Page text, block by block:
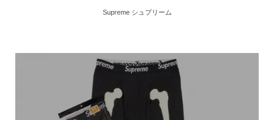
Supreme シュプリーム